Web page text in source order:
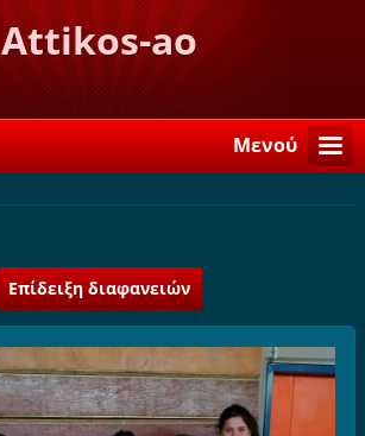
Attikos-ao
Μενού
Επίδειξη διαφανειών